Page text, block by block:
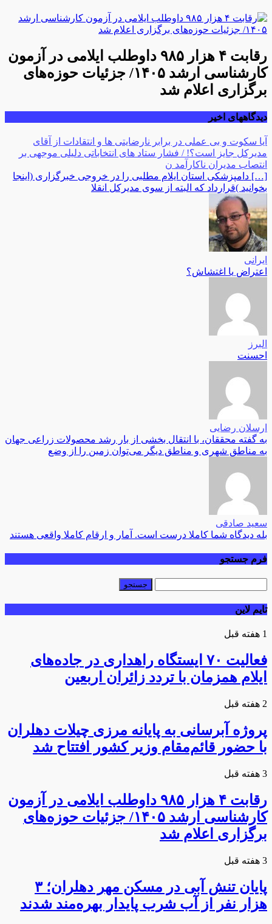
رقابت ۴ هزار ۹۸۵ داوطلب ایلامی در آزمون
کارشناسی ارشد ۱۴۰۵/ جزئیات حوزه‌های
برگزاری اعلام شد
دیدگاههای اخیر
آیا سکوت و بی عملی در برابر نارضایتی ها و انتقادات از آقای
مدیرکل جایز است؟! / فشار ستاد های انتخاباتی دلیلی موجهی بر
انتصاب مدیران ناکارآمد ن
[…] دامپزشکی استان ایلام مطلبی را در خروجی خبرگزاری (اینجا
بخوانید )قرارداد که البته از سوی مدیرکل انقلا
ایرانی
اعتراض یا اغتشاش؟
البرز
احسنت
ارسلان رضایی
به گفته محققان، با انتقال بخشی از بار رشد محصولات زراعی جهان
به مناطق شهری و مناطق دیگر می‌توان زمین را از وضع
سعید صادقی
بله دیدگاه شما کاملا درست است. آمار و ارقام کاملا واقعی هستند
فرم جستجو
تایم لاین
1 هفته قبل
فعالیت ۷۰ ایستگاه راهداری در جاده‌های
ایلام همزمان با تردد زائران اربعین
2 هفته قبل
پروژه آبرسانی به پایانه مرزی چیلات دهلران
با حضور قائم‌مقام وزیر کشور افتتاح شد
3 هفته قبل
رقابت ۴ هزار ۹۸۵ داوطلب ایلامی در آزمون
کارشناسی ارشد ۱۴۰۵/ جزئیات حوزه‌های
برگزاری اعلام شد
3 هفته قبل
پایان تنش آبی در مسکن مهر دهلران؛ ۳
هزار نفر از آب شرب پایدار بهره‌مند شدند